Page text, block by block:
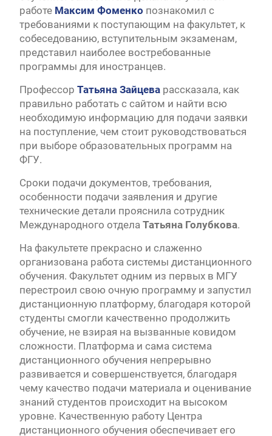
работе Максим Фоменко познакомил с
требованиями к поступающим на факультет, к
собеседованию, вступительным экзаменам,
представил наиболее востребованные
программы для иностранцев.
Профессор Татьяна Зайцеварассказала, как
правильно работать с сайтом и найти всю
необходимую информацию для подачи заявки
на поступление, чем стоит руководствоваться
при выборе образовательных программ на
ФГУ.
Сроки подачи документов, требования,
особенности подачи заявления и другие
технические детали прояснила сотрудник
Международного отдела Татьяна Голубкова.
На факультете прекрасно и слаженно
организована работа системы дистанционного
обучения. Факультет одним из первых в МГУ
перестроил свою очную программу и запустил
дистанционную платформу, благодаря которой
студенты смогли качественно продолжить
обучение, не взирая на вызванные ковидом
сложности. Платформа и сама система
дистанционного обучения непрерывно
развивается и совершенствуется, благодаря
чему качество подачи материала и оценивание
знаний студентов происходит на высоком
уровне. Качественную работу Центра
дистанционного обучения обеспечивает его